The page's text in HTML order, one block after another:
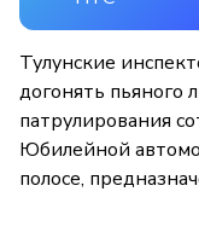
Тулунские
догонять пьяного
патрулирования
Юбилейной
полосе,